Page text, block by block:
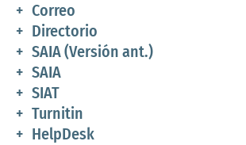
Correo
Directorio
SAIA (Versión ant.)
SAIA
SIAT
Turnitin
HelpDesk